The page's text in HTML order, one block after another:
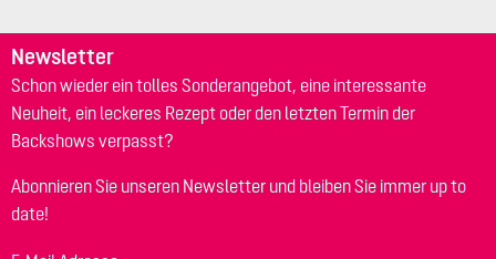
Newsletter
Schon wieder ein tolles Sonderangebot, eine interessante
Neuheit, ein leckeres Rezept oder den letzten Termin der
Backshows verpasst?
Abonnieren Sie unseren Newsletter und bleiben Sie immer up to
date!